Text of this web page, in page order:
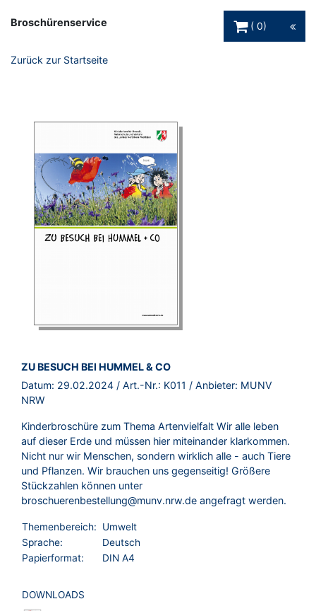
Broschürenservice
0
Zurück zur Startseite
BROSCHÜRE:
ZU BESUCH BEI HUMMEL & CO
Datum: 29.02.2024 / Art.-Nr.: K011 / Anbieter: MUNV
NRW
Kinderbroschüre zum Thema Artenvielfalt Wir alle leben
auf dieser Erde und müssen hier miteinander klarkommen.
Nicht nur wir Menschen, sondern wirklich alle - auch Tiere
und Pflanzen. Wir brauchen uns gegenseitig! Größere
Stückzahlen können unter
broschuerenbestellung@munv.nrw.de angefragt werden.
Themenbereich:
Umwelt
Sprache:
Deutsch
Papierformat:
DIN A4
DOWNLOADS